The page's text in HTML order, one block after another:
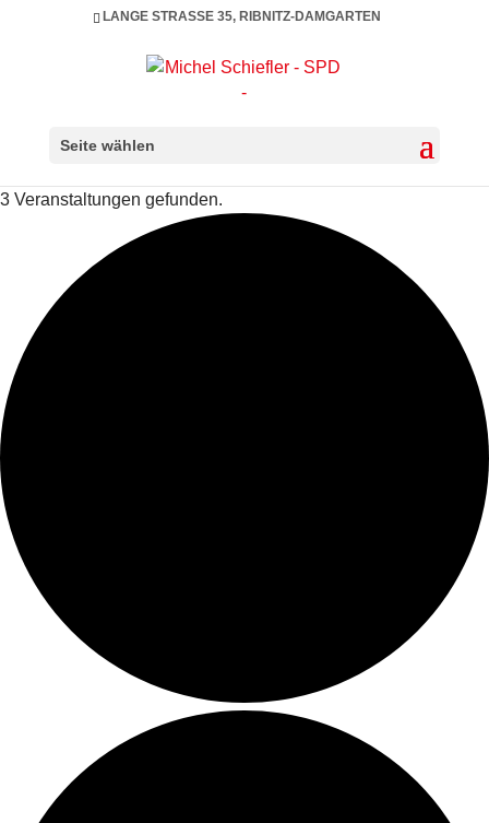
LANGE STRASSE 35, RIBNITZ-DAMGARTEN
Seite wählen
3 Veranstaltungen gefunden.